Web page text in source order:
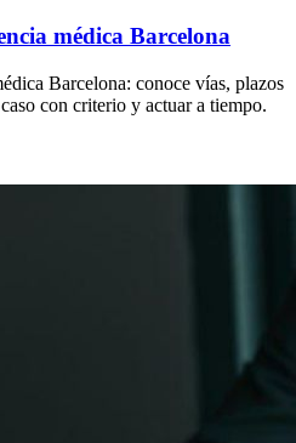
médica Barcelona
Barcelona: conoce vías, plazos
con criterio y actuar a tiempo.